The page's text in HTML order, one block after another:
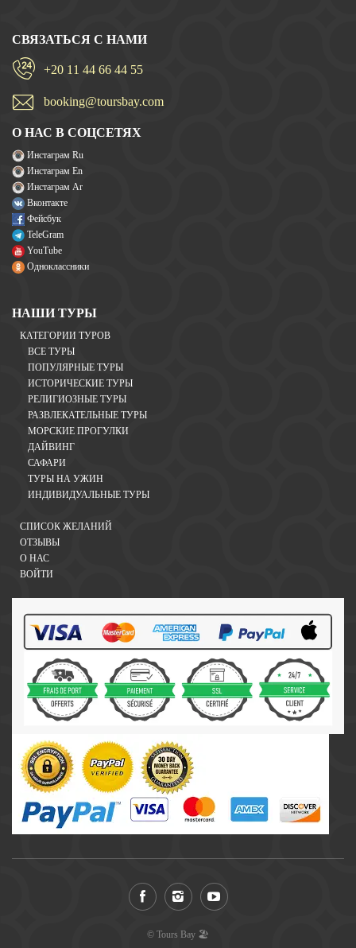
СВЯЗАТЬСЯ С НАМИ
+20 11 44 66 44 55
booking@toursbay.com
О НАС В СОЦСЕТЯХ
Инстаграм Ru
Инстаграм En
Инстаграм Ar
Вконтакте
Фейсбук
TeleGram
YouTube
Одноклассники
НАШИ ТУРЫ
КАТЕГОРИИ ТУРОВ
ВСЕ ТУРЫ
ПОПУЛЯРНЫЕ ТУРЫ
ИСТОРИЧЕСКИЕ ТУРЫ
РЕЛИГИОЗНЫЕ ТУРЫ
РАЗВЛЕКАТЕЛЬНЫЕ ТУРЫ
МОРСКИЕ ПРОГУЛКИ
ДАЙВИНГ
САФАРИ
ТУРЫ НА УЖИН
ИНДИВИДУАЛЬНЫЕ ТУРЫ
СПИСОК ЖЕЛАНИЙ
ОТЗЫВЫ
О НАС
ВОЙТИ
© Tours Bay 🏖